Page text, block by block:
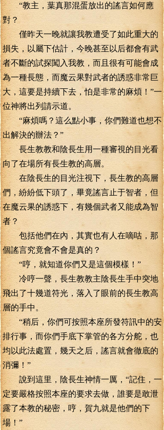
“教主，葉真那混蛋放出的謠言如何應
對？
僅昨天一晚就讓我教遭受了如此重大的
損失，以屬下估計，今晚甚至以后都會有武
者不斷的試探闖入我教，而且很有可能會成
為一種長態，而魔云果對武者的誘惑非常巨
大，這要是持續下去，怕是非常的麻煩！”一
位神將出列請示道。
“麻煩嗎？這么點小事，你們難道也想不
出解決的辦法？”
長生教教和陰長生用一種審視的目光看
向了在場所有長生教的高層。
在陰長生的目光注視下，長生教的高層
們，紛紛低下頭了，畢竟謠言止于智者，但
在魔云果的誘惑下，有幾個武者又能成為智
者？
包括他們在內，其實也有人在嘀咕，那
個謠言究竟會不會是真的？
“哼，就知道你們又是這個模樣！”
冷哼一聲，長生教教主陰長生手中突地
飛出了十幾道符光，落入了眼前的長生教高
層的手中。
“稍后，你們可按照本座所發符訊中的安
排行事，而你們手底下掌管的各方分舵，也
均以此法處置，幾天之后，謠言就會徹底的
消彌！”
說到這里，陰長生神情一厲，“記住，一
定要嚴格按照本座的要求去做，誰要是敢泄
露了本教的秘密，哼，賀九就是他們的下
場！”